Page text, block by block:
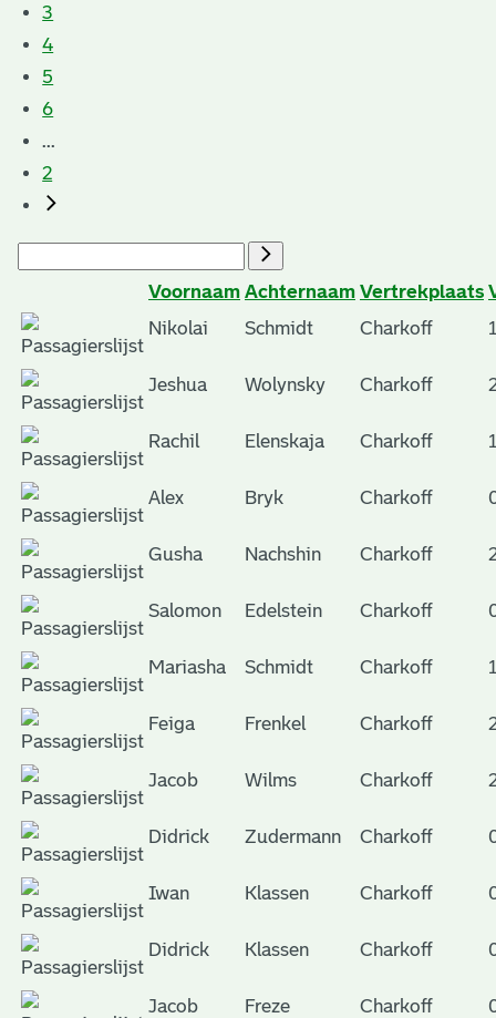
3
4
5
6
...
2
Voornaam Achternaam Vertrekplaats
Nikolai
Schmidt Charkoff
Jeshua Wolynsky Charkoff
Rachil Elenskaja Charkoff
Alex Bryk Charkoff
Gusha Nachshin Charkoff
Salomon Edelstein Charkoff
Mariasha Schmidt Charkoff
Feiga Frenkel Charkoff
Jacob Wilms Charkoff
Didrick Zudermann Charkoff
Iwan Klassen Charkoff
Didrick Klassen Charkoff
Jacob Freze Charkoff